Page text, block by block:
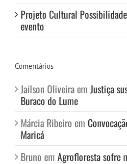
Projeto Cultural
evento
Comentários
Jailson Oliveira em Justiça
Buraco do Lume
Márcia Ribeiro em
Maricá
Bruno em Agrofloresta sofre